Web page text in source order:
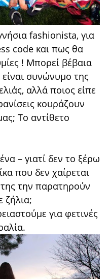
fashionista, για
code και πως θα
! Μπορεί βέβαια
συνώνυμο της
αλλά ποιος είπε
κουράζουν
Το αντίθετο
– γιατί δεν το ξέρω
που δεν χαίρεται
την παρατηρούν
ζήλια;
για φετινές